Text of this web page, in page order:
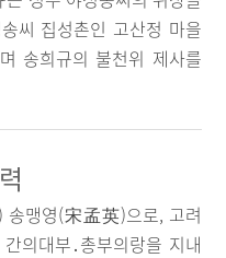
씨 집성촌인 고산정 마을
송희규의 불천위 제사를
맹영(宋孟英)으로, 고려
의대부․총부의랑을 지내